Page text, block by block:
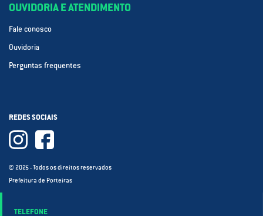
OUVIDORIA E ATENDIMENTO
Fale conosco
Ouvidoria
Perguntas frequentes
REDES SOCIAIS
© 2025 - Todos os direitos reservados
Prefeitura de Porteiras
TELEFONE